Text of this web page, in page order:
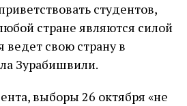
студентов,
стране являются силой
ведет свою страну в
Зурабишвили.
выборы 26 октября «не